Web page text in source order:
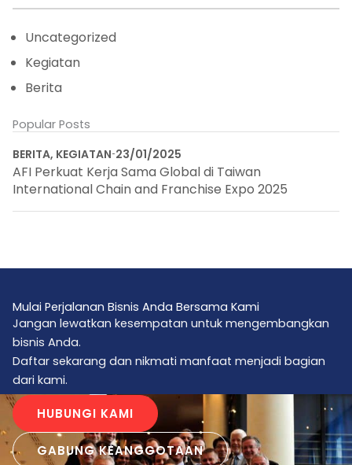
Uncategorized
Kegiatan
Berita
Popular Posts
BERITA, KEGIATAN 23/01/2025
AFI Perkuat Kerja Sama Global di Taiwan
International Chain and Franchise Expo 2025
Mulai Perjalanan Bisnis Anda Bersama Kami
Jangan lewatkan kesempatan untuk mengembangkan
bisnis Anda.
Daftar sekarang dan nikmati manfaat menjadi bagian
dari kami.
HUBUNGI KAMI
GABUNG KEANGGOTAAN